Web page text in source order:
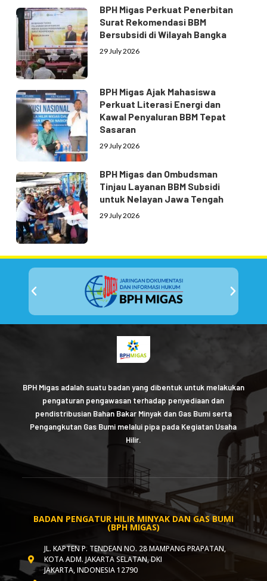
BPH Migas Perkuat Penerbitan
Surat Rekomendasi BBM
Bersubsidi di Wilayah Bangka
29 July 2026
BPH Migas Ajak Mahasiswa
Perkuat Literasi Energi dan
Kawal Penyaluran BBM Tepat
Sasaran
29 July 2026
BPH Migas dan Ombudsman
Tinjau Layanan BBM Subsidi
untuk Nelayan Jawa Tengah
29 July 2026
BPH Migas adalah suatu badan yang dibentuk untuk melakukan
pengaturan pengawasan terhadap penyediaan dan
pendistribusian Bahan Bakar Minyak dan Gas Bumi serta
Pengangkutan Gas Bumi melalui pipa pada Kegiatan Usaha
Hilir.
BADAN PENGATUR HILIR MINYAK DAN GAS BUMI
(BPH MIGAS)
JL. KAPTEN P. TENDEAN NO. 28 MAMPANG PRAPATAN,
KOTA ADM. JAKARTA SELATAN, DKI
JAKARTA, INDONESIA 12790